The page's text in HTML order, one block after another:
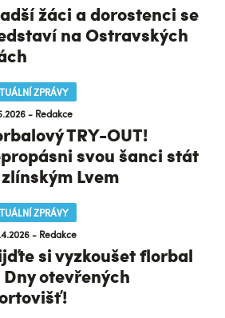
žáci a dorostenci se
na Ostravských
ZPRÁVY
- Redakce
TRY-OUT!
svou šanci stát
Lvem
ZPRÁVY
- Redakce
si vyzkoušet florbal
otevřených